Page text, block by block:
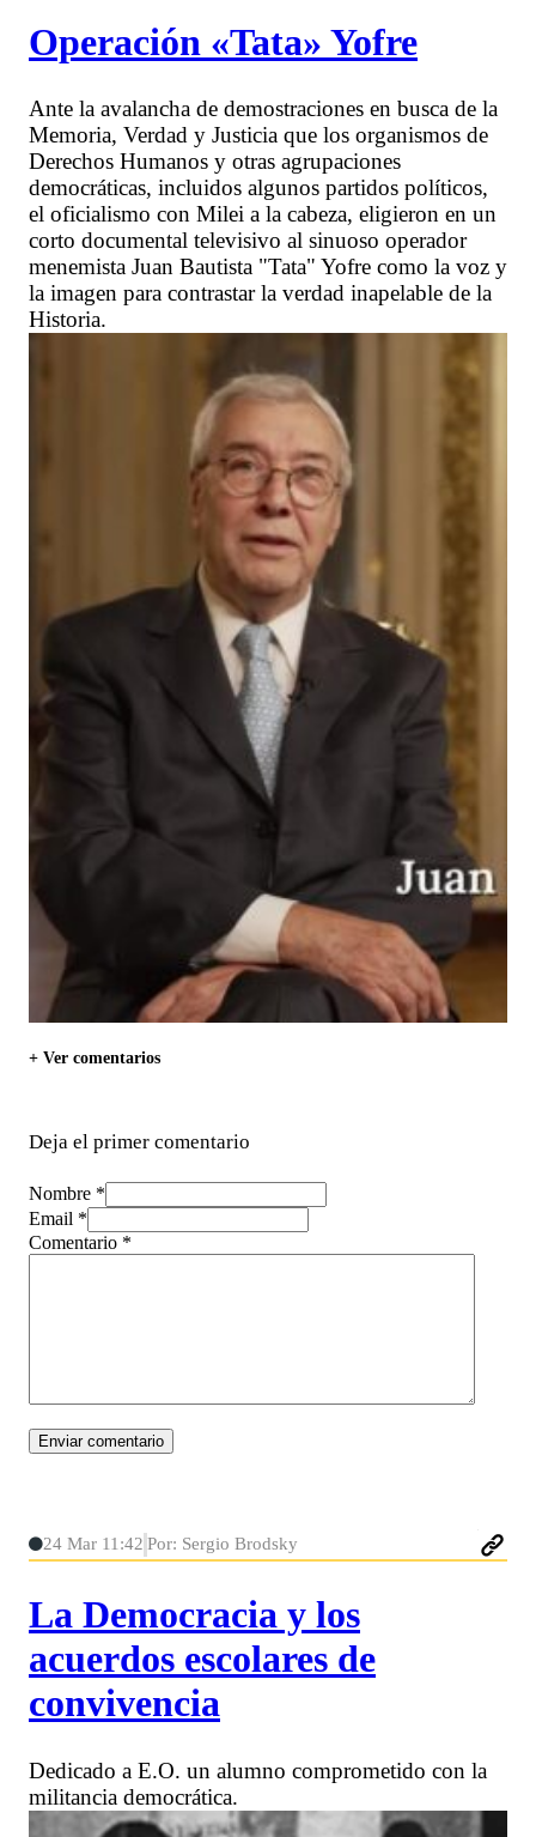
Operación «Tata» Yofre
Ante la avalancha de demostraciones en busca de la
Memoria, Verdad y Justicia que los organismos de
Derechos Humanos y otras agrupaciones
democráticas, incluidos algunos partidos políticos,
el oficialismo con Milei a la cabeza, eligieron en un
corto documental televisivo al sinuoso operador
menemista Juan Bautista "Tata" Yofre como la voz y
la imagen para contrastar la verdad inapelable de la
Historia.
+ Ver comentarios
Deja el primer comentario
Nombre *
Email *
Comentario *
24 Mar 11:42 Por: Sergio Brodsky
La Democracia y los
acuerdos escolares de
convivencia
Dedicado a E.O. un alumno comprometido con la
militancia democrática.